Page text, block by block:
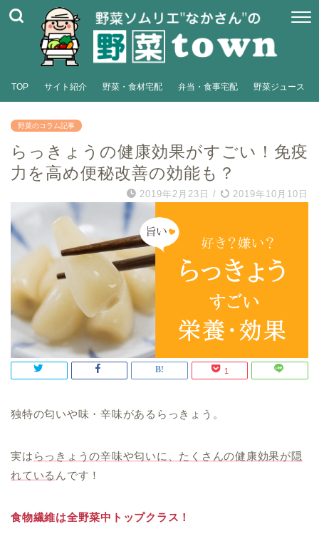
TOP サイト紹介 野菜・食材宅配 弁当・食事宅配 野菜ジュース
野菜のコラム記事
らっきょうの健康効果がすごい！免疫
力を高め便秘改善の効能も？
2019年2月23日 / 2019年10月10日
1
独特の匂いや味・辛味があるらっきょう。
実は らっきょうの辛味や匂いに、たくさんの健康効果が隠
れている んです！
食物繊維は全野菜中トップクラス！